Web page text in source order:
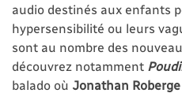
audio destinés aux enfants
hypersensibilité ou leurs
sont au nombre des
découvrez notamment
balado où Jonathan Roberge